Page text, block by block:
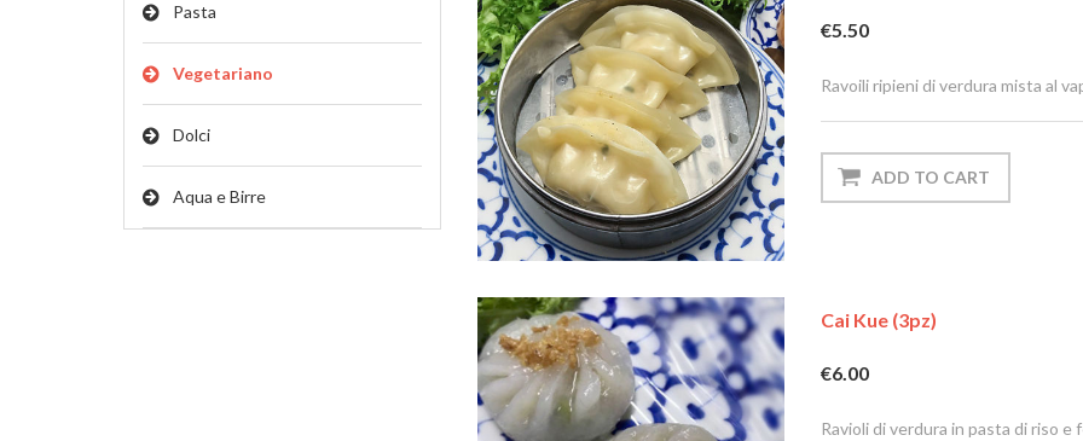
Pasta
Vegetariano
Dolci
Aqua e Birre
€5.50
Ravoili ripieni di verdura mista al
Cai Kue (3pz)
€6.00
Ravioli di verdura in pasta di riso e